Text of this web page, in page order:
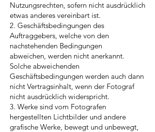
Nutzungsrechten, sofern nicht ausdrücklich
etwas anderes vereinbart ist.
2. Geschäftsbedingungen des
Auftraggebers, welche von den
nachstehenden Bedingungen
abweichen, werden nicht anerkannt.
Solche abweichenden
Geschäftsbedingungen werden auch dann
nicht Vertragsinhalt, wenn der Fotograf
nicht ausdrücklich widerspricht.
3. Werke sind vom Fotografen
hergestellten Lichtbilder und andere
grafische Werke, bewegt und unbewegt,